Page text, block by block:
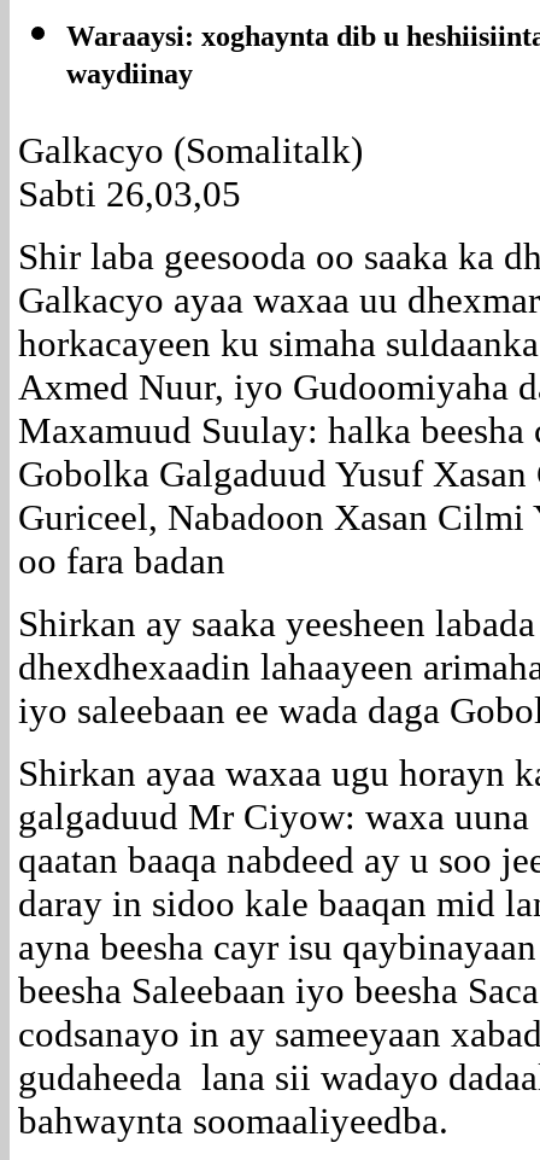
Waraaysi: xoghaynta dib u
waydiinay
Galkacyo (Somalitalk)
Sabti 26,03,05
Shir laba geesooda oo saaka ka
Galkacyo ayaa waxaa uu
horkacayeen ku simaha
Axmed Nuur, iyo Gudoomiyaha
Maxamuud Suulay: halka
Gobolka Galgaduud Yusuf
Guriceel, Nabadoon Xasan
oo fara badan
Shirkan ay saaka yeesheen
dhexdhexaadin lahaayeen
iyo saleebaan ee wada daga
Shirkan ayaa waxaa ugu horayn
galgaduud Mr Ciyow: waxa uuna
qaatan baaqa nabdeed ay u soo
daray in sidoo kale baaqan mid
ayna beesha cayr isu
beesha Saleebaan iyo beesha
codsanayo in ay sameeyaan
gudaheeda lana sii wadayo
bahwaynta soomaaliyeedba.